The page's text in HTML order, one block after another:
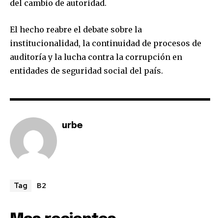
SUBSCRIBERS and be part of the
To subscribe, simply enter your email address on our website
or click the subscribe button below. Don't worry, we respect
your privacy and won't spam your inbox. Your information is
safe with us.
I've read and accept the
del cambio de autoridad.
El hecho reabre el debate sobre la
institucionalidad, la continuidad de procesos de
auditoría y la lucha contra la corrupción en
entidades de seguridad social del país.
urbe
Tag B2